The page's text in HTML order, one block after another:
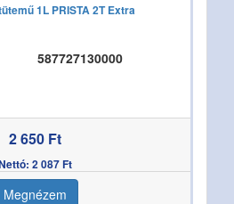
1L PRISTA 2T Extra
587727130000
2 650 Ft
2 087 Ft
Megnézem